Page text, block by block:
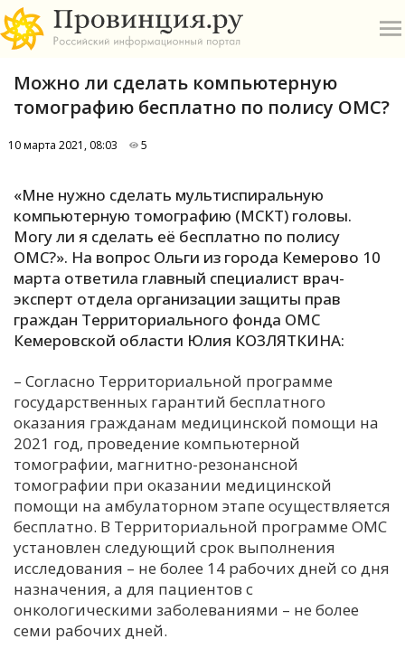
А
Б
В
И
К
О
П
С
Т
У
Можно ли сделать компьютерную
томографию бесплатно по полису ОМС?
10 марта 2021, 08:03 5
«Мне нужно сделать мультиспиральную
компьютерную томографию (МСКТ) головы.
Могу ли я сделать её бесплатно по полису
ОМС?». На вопрос Ольги из города Кемерово 10
марта ответила главный специалист врач-
эксперт отдела организации защиты прав
граждан Территориального фонда ОМС
Кемеровской области Юлия КОЗЛЯТКИНА:
– Согласно Территориальной программе
государственных гарантий бесплатного
оказания гражданам медицинской помощи на
2021 год, проведение компьютерной
томографии, магнитно-резонансной
томографии при оказании медицинской
помощи на амбулаторном этапе осуществляется
бесплатно. В Территориальной программе ОМС
установлен следующий срок выполнения
исследования – не более 14 рабочих дней со дня
назначения, а для пациентов с
онкологическими заболеваниями – не более
семи рабочих дней.